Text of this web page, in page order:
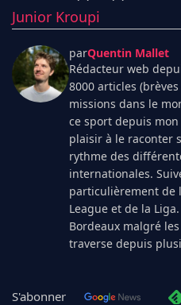
Junior Kroupi
parQuentin Mallet
Rédacteur web
8000 articles
missions dans le
ce sport depuis
plaisir à le raconter
rythme des
internationales.
particulièrement de
League et de la
Bordeaux malgré
traverse depuis
S'abonner